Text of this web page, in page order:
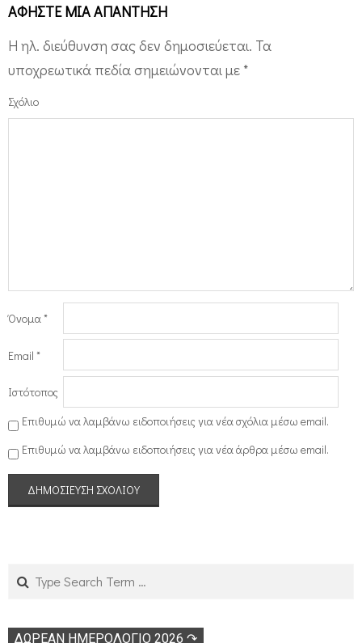
ΑΦΉΣΤΕ ΜΙΑ ΑΠΆΝΤΗΣΗ
Η ηλ. διεύθυνση σας δεν δημοσιεύεται. Τα
υποχρεωτικά πεδία σημειώνονται με *
Σχόλιο
Όνομα*
Email *
Ιστότοπος
Επιθυμώ να λαμβάνω ειδοποιήσεις για νέα σχόλια μέσω email.
Επιθυμώ να λαμβάνω ειδοποιήσεις για νέα άρθρα μέσω email.
Search
ΔΩΡΕΑΝ ΗΜΕΡΟΛΟΓΙΟ 2026 ↷